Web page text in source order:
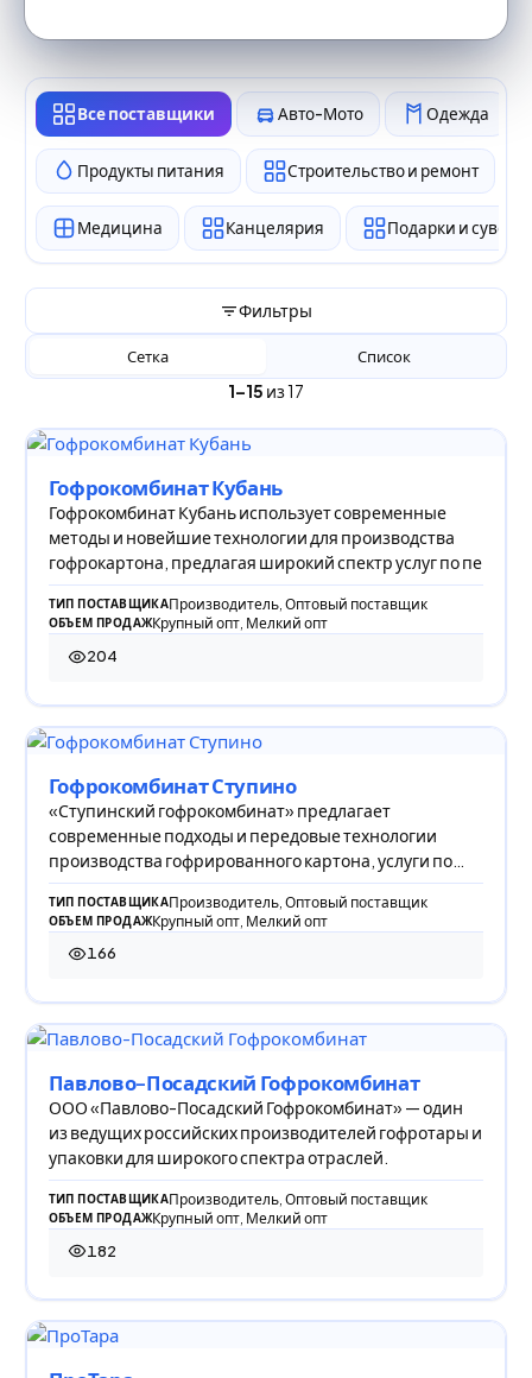
Все поставщики Авто-Мото Одежда
Продукты питания Строительство и ремонт
Медицина Канцелярия Подарки и
Фильтры
1–15 из 17
Сетка Список
Гофрокомбинат Кубань
Гофрокомбинат Кубань использует современные
методы и новейшие технологии для производства
гофрокартона, предлагая широкий спектр услуг по пе
ТИП ПОСТАВЩИКАПроизводитель, Оптовый поставщик
ОБЪЕМ ПРОДАЖКрупный опт, Мелкий опт
204
204 просмотра
Гофрокомбинат Ступино
«Ступинский гофрокомбинат» предлагает
современные подходы и передовые технологии
производства гофрированного картона, услуги по
печати и скл
ТИП ПОСТАВЩИКАПроизводитель, Оптовый поставщик
ОБЪЕМ ПРОДАЖКрупный опт, Мелкий опт
166
166 просмотров
Павлово-Посадский Гофрокомбинат
ООО «Павлово-Посадский Гофрокомбинат» — один
из ведущих российских производителей гофротары и
упаковки для широкого спектра отраслей.
ТИП ПОСТАВЩИКАПроизводитель, Оптовый поставщик
ОБЪЕМ ПРОДАЖКрупный опт, Мелкий опт
182
182 просмотра